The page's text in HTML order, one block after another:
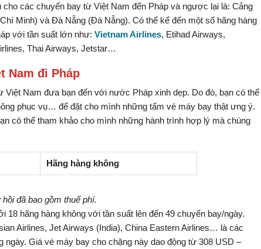
các chuyến bay từ Việt Nam đến Pháp và ngược lại là: Cảng
Minh) và Đà Nẵng (Đà Nẵng). Có thể kể đến một số hãng hàng
với tần suất lớn như: Vietnam Airlines, Etihad Airways,
Thai Airways, Jetstar…
Nam đi Pháp
Nam đưa bạn đến với nước Pháp xinh dẹp. Do đó, bạn có thể
phục vụ… để đặt cho mình những tấm vé máy bay thật ưng ý.
có thể tham khảo cho mình những hành trình hợp lý mà chúng
Hãng hàng không
đã bao gồm thuế phí.
hãng hàng không với tần suất lên đến 49 chuyến bay/ngày.
Airlines, Jet Airways (India), China Eastern Airlines… là các
ngày. Giá vé máy bay cho chặng này dao động từ 308 USD –